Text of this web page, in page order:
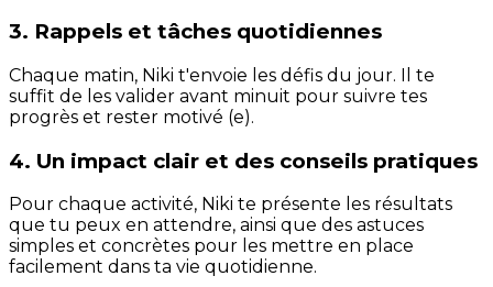
3. Rappels et tâches quotidiennes
Chaque matin, Niki t'envoie les défis du jour. Il te
suffit de les valider avant minuit pour suivre tes
progrès et rester motivé (e).
4. Un impact clair et des conseils pratiques
Pour chaque activité, Niki te présente les résultats
que tu peux en attendre, ainsi que des astuces
simples et concrètes pour les mettre en place
facilement dans ta vie quotidienne.